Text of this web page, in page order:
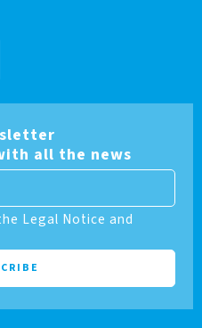
all the news
Legal Notice and